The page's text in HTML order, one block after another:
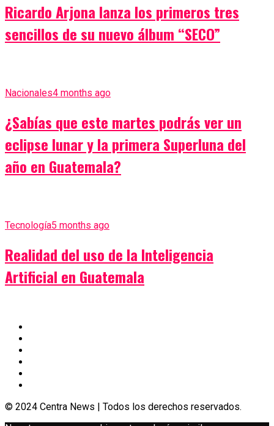
Ricardo Arjona lanza los primeros tres
sencillos de su nuevo álbum “SECO”
Nacionales4 months ago
¿Sabías que este martes podrás ver un
eclipse lunar y la primera Superluna del
año en Guatemala?
Tecnología5 months ago
Realidad del uso de la Inteligencia
Artificial en Guatemala
© 2024 Centra News | Todos los derechos reservados.